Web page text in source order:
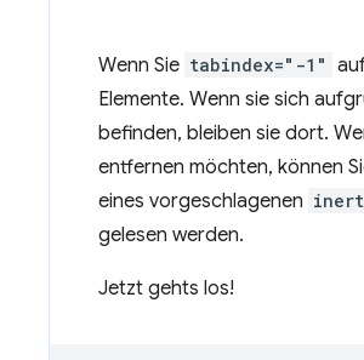
Wenn Sie tabindex="-1"
Elemente. Wenn sie sich
befinden, bleiben sie dort.
entfernen möchten, können
eines vorgeschlagenen inert
gelesen werden.
Jetzt gehts los!